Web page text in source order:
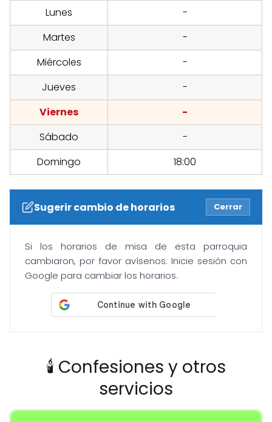
Lunes
-
Martes
-
Miércoles
-
Jueves
-
Viernes
-
Sábado
-
Domingo
18:00
Sugerir cambio de horarios Cerrar
Si los horarios de misa de esta parroquia
cambiaron, por favor avísenos. Inicie sesión con
Google para cambiar los horarios.
🕯️ Confesiones y otros
servicios